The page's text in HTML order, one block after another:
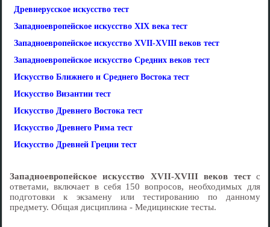
Древнерусское искусство тест
Западноевропейское искусство XIX века тест
Западноевропейское искусство XVII-XVIII веков тест
Западноевропейское искусство Средних веков тест
Искусство Ближнего и Среднего Востока тест
Искусство Византии тест
Искусство Древнего Востока тест
Искусство Древнего Рима тест
Искусство Древней Греции тест
Западноевропейское искусство XVII-XVIII веков тестс
ответами, включает в себя 150 вопросов, необходимых для
подготовки к экзамену или тестированию по данному
предмету. Общая дисциплина - Медицинские тесты.